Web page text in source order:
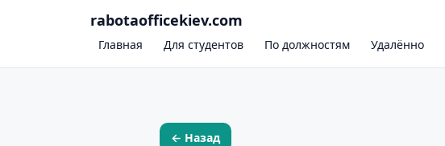
rabotaofficekiev.com
Главная Для студентов По должностям Удалённо
← Назад